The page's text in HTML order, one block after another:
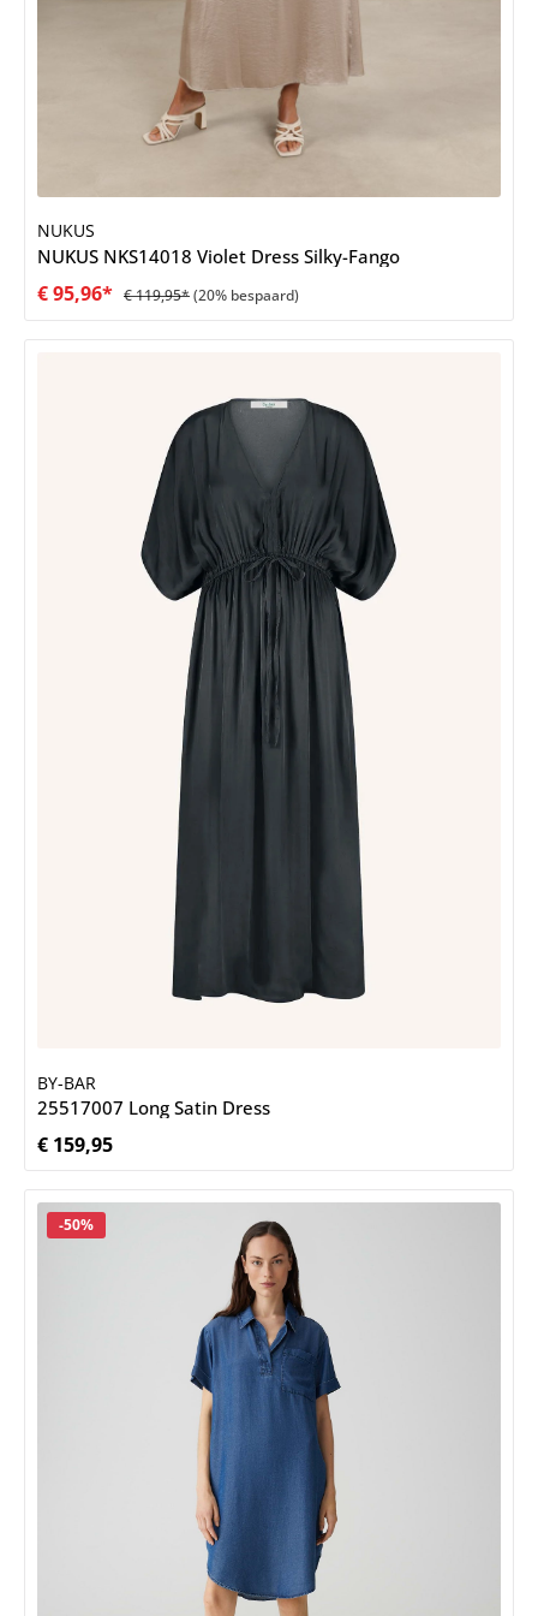
NUKUS
NUKUS NKS14018 Violet Dress Silky-Fango
€ 95,96* € 119,95*(20% bespaard)
BY-BAR
25517007 Long Satin Dress
Normale prijs:
€ 159,95
Korting
-50%